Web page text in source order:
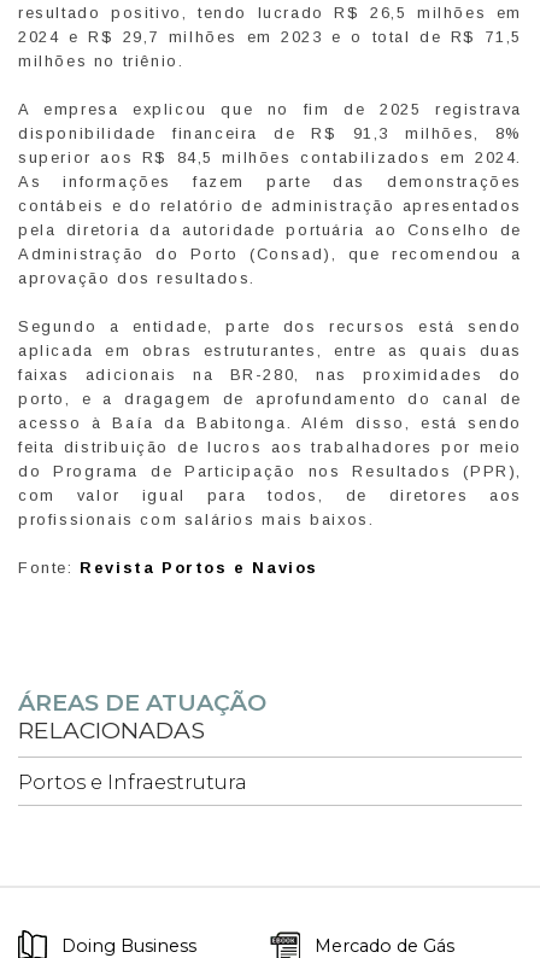
resultado positivo, tendo lucrado R$ 26,5 milhões em
2024 e R$ 29,7 milhões em 2023 e o total de R$ 71,5
milhões no triênio.
A empresa explicou que no fim de 2025 registrava
disponibilidade financeira de R$ 91,3 milhões, 8%
superior aos R$ 84,5 milhões contabilizados em 2024.
As informações fazem parte das demonstrações
contábeis e do relatório de administração apresentados
pela diretoria da autoridade portuária ao Conselho de
Administração do Porto (Consad), que recomendou a
aprovação dos resultados.
Segundo a entidade, parte dos recursos está sendo
aplicada em obras estruturantes, entre as quais duas
faixas adicionais na BR-280, nas proximidades do
porto, e a dragagem de aprofundamento do canal de
acesso à Baía da Babitonga. Além disso, está sendo
feita distribuição de lucros aos trabalhadores por meio
do Programa de Participação nos Resultados (PPR),
com valor igual para todos, de diretores aos
profissionais com salários mais baixos.
Fonte: Revista Portos e Navios
ÁREAS DE ATUAÇÃO
RELACIONADAS
Portos e Infraestrutura
Doing Business Mercado de Gás